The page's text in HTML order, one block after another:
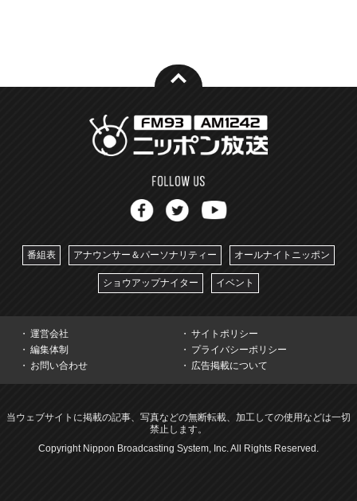
番組表 アナウンサー＆パーソナリティー オールナイトニッポン
ショウアップナイター イベント
運営会社
サイトポリシー
編集体制
プライバシーポリシー
お問い合わせ
広告掲載について
当ウェブサイトに掲載の記事、写真などの無断転載、加工しての使用などは一切
禁止します。
Copyright Nippon Broadcasting System, Inc. All Rights Reserved.